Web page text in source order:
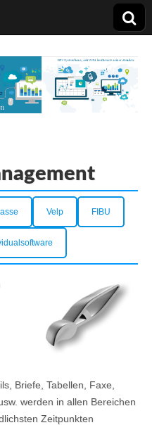
Velp FIBU
Briefe, Tabellen, Faxe,
werden in allen Bereichen
Zeitpunkten